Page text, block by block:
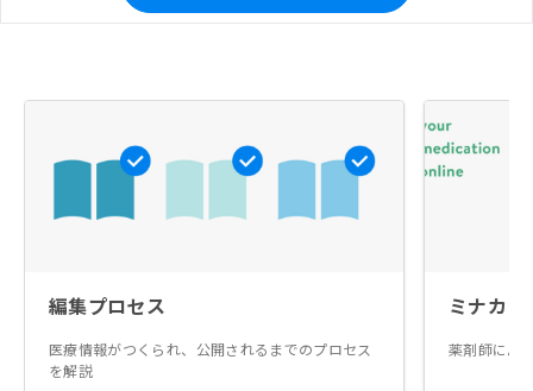
編集プロセス
医療情報がつくられ、公開されるまでのプロセス
を解説
ミナカ
薬剤師によ